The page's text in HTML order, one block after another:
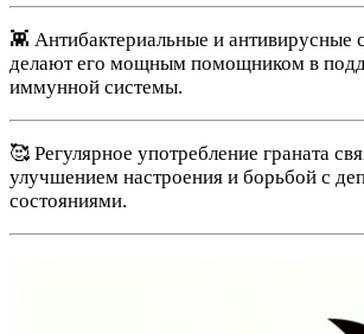
👾 Антибактериальные и антивирусные
делают его мощным помощником в
иммунной системы.
🥰 Регулярное употребление граната
улучшением настроения и борьбой с
состояниями.